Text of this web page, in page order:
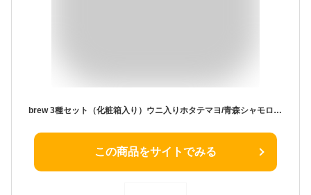
brew 3種セット（化粧箱入り）ウニ入りホタテマヨ/青森シャモロックのアヒージョ/いわしの和風マリネ【酒粕入】/ギフト包装/詰め合わせ/おつまみセット/缶詰/おしゃれ/内祝い/常温保存/お酒/ワイン/ビール/高級/寒中見舞い/母の日/父の日/プレゼント/青森土産
この商品をサイトでみる